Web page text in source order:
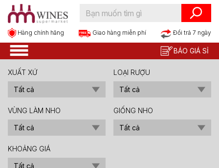
Hàng chính hãng Giao hàng miễn phí Đổi trả 7 ngày
BÁO GIÁ SỈ
XUẤT XỨ LOẠI RƯỢU
VÙNG LÀM NHO GIỐNG NHO
KHOẢNG GIÁ